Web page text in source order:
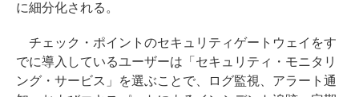
に細分化される。
チェック・ポイントのセキュリティゲートウェイをす
でに導入しているユーザーは「セキュリティ・モニタリ
ング・サービス」を選ぶことで、ログ監視、アラート通